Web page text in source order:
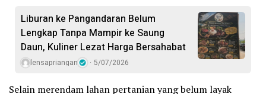
Liburan ke Pangandaran Belum
Lengkap Tanpa Mampir ke Saung
Daun, Kuliner Lezat Harga Bersahabat
lensapriangan 5/07/2026
Selain merendam lahan pertanian yang belum layak